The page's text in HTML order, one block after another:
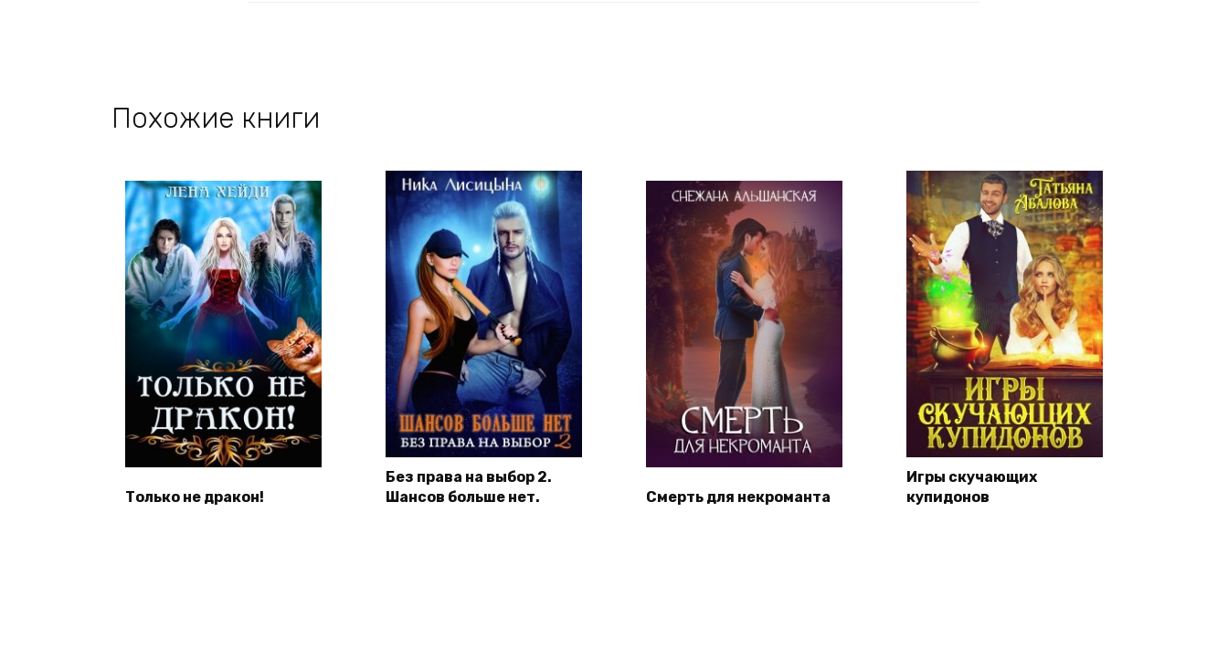
Похожие книги
Только не дракон!
Без права на выбор 2.
Шансов больше нет.
Смерть для некроманта
Игры скучающих
купидонов